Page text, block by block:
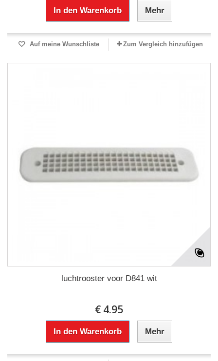
In den Warenkorb Mehr
Auf meine Wunschliste Zum Vergleich hinzufügen
luchtrooster voor D841 wit
€ 4.95
In den Warenkorb Mehr